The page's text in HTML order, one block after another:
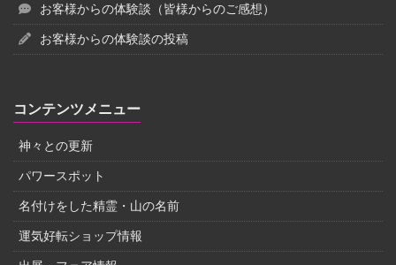
お客様からの体験談（皆様からのご感想）
お客様からの体験談の投稿
コンテンツメニュー
神々との更新
パワースポット
名付けをした精霊・山の名前
運気好転ショップ情報